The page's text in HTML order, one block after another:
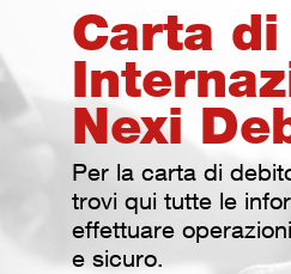
Carta
Nexi
Per la carta di
trovi qui tutte le
effettuare
e sicuro.